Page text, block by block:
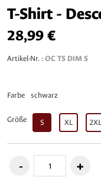
T-Shirt -
28,99 €
Artikel-Nr. :OC TS DIM S
Farbe schwarz
Größe S XL 2XL